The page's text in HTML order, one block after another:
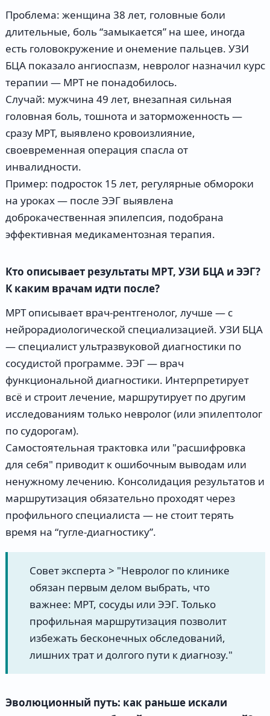
Проблема: женщина 38 лет, головные боли
длительные, боль “замыкается” на шее, иногда
есть головокружение и онемение пальцев. УЗИ
БЦА показало ангиоспазм, невролог назначил курс
терапии — МРТ не понадобилось.
Случай: мужчина 49 лет, внезапная сильная
головная боль, тошнота и заторможенность —
сразу МРТ, выявлено кровоизлияние,
своевременная операция спасла от
инвалидности.
Пример: подросток 15 лет, регулярные обмороки
на уроках — после ЭЭГ выявлена
доброкачественная эпилепсия, подобрана
эффективная медикаментозная терапия.
Кто описывает результаты МРТ, УЗИ БЦА и ЭЭГ?
К каким врачам идти после?
МРТ описывает врач-рентгенолог, лучше — с
нейрорадиологической специализацией. УЗИ БЦА
— специалист ультразвуковой диагностики по
сосудистой программе. ЭЭГ — врач
функциональной диагностики. Интерпретирует
всё и строит лечение, маршрутирует по другим
исследованиям только невролог (или эпилептолог
по судорогам).
Самостоятельная трактовка или "расшифровка
для себя" приводит к ошибочным выводам или
ненужному лечению. Консолидация результатов и
маршрутизация обязательно проходят через
профильного специалиста — не стоит терять
время на “гугле-диагностику”.
Совет эксперта > "Невролог по клинике
обязан первым делом выбрать, что
важнее: МРТ, сосуды или ЭЭГ. Только
профильная маршрутизация позволит
избежать бесконечных обследований,
лишних трат и долгого пути к диагнозу."
Эволюционный путь: как раньше искали